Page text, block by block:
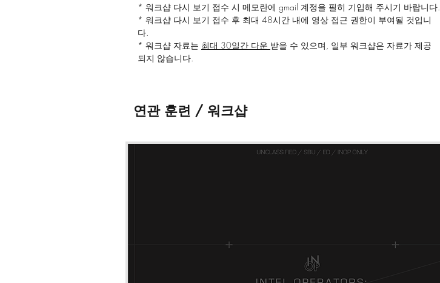
* 워크샵 다시 보기 접수 시 메모란에 gmail 계정을 필히 기입해 주시기 바랍니다.
* 워크샵 다시 보기 접수 후 최대 48시간 내에 영상 접근 권한이 부여될 것입니
다.
* 워크샵 자료는 최대 30일간 다운 받을 수 있으며, 일부 워크샵은 자료가 제공
되지 않습니다.
연관 훈련 / 워크샵